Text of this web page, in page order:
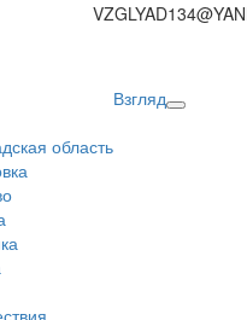
область
Взгляд